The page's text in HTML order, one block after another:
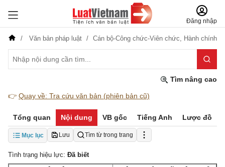
Đăng nhập
Văn bản pháp luật Cán bộ-Công chức-Viên chức, Hành chính
Tìm nâng cao
👉 Quay về: Tra cứu văn bản (phiên bản cũ)
Tổng quan Nội dung VB gốc Tiếng Anh Lược đồ
Mục lục Lưu Tìm từ trong trang
Tình trạng hiệu lực: Đã biết